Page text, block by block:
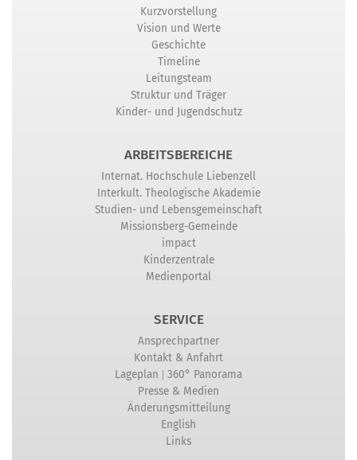
Kurzvorstellung
Vision und Werte
Geschichte
Timeline
Leitungsteam
Struktur und Träger
Kinder- und Jugendschutz
ARBEITSBEREICHE
Internat. Hochschule Liebenzell
Interkult. Theologische Akademie
Studien- und Lebensgemeinschaft
Missionsberg-Gemeinde
impact
Kinderzentrale
Medienportal
SERVICE
Ansprechpartner
Kontakt & Anfahrt
Lageplan | 360° Panorama
Presse & Medien
Änderungsmitteilung
English
Links